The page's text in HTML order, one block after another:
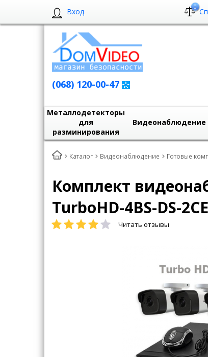
Вход 0
(068) 120-00-47
Металлодетекторы
для
разминирования
Видеонаблюдение
Каталог Видеонаблюдение Готовые
Комплект
TurboHD-4BS-DS-
Читать отзывы